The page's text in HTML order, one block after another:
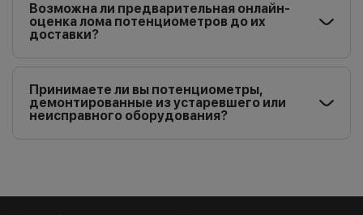
Возможна ли предварительная онлайн-
оценка лома потенциометров до их
доставки?
Принимаете ли вы потенциометры,
демонтированные из устаревшего или
неисправного оборудования?